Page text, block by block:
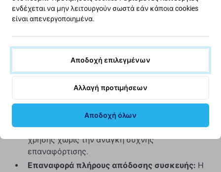
Κύρια πλεονεκτήματα της αγοράς μιας μπαταρίας
Aftermarket PRO:
αντικατάσταση μπαταρίας:
είναι μια οικονομικά αποδοτική εναλλακτική
λύση σε σχέση με την αγορά μιας νέας
συσκευής, παρέχοντας αξιόπιστη και συγκρίσιμη
απόδοση.
Μεγαλύτερος χρόνος λειτουργίας με μία μόνο
φόρτιση:Απολαύστε παρατεταμένο χρόνο
χρήσης χωρίς την ανάγκη συχνής
επαναφόρτισης.
Επαναφορά πλήρους απόδοσης συσκευής: Η
ενδέχεται να μην λειτουργούν σωστά εάν κάποια cookies
είναι απενεργοποιημένα.
Αποδοχή επιλεγμένων
Αλλαγή προτιμήσεων
Αποδοχή όλων